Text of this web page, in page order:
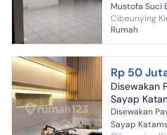
Mustofa Suci Bandung LT
kamar + 1
Garasi 2 mobil
Cibeunying
Rumah
Rp 50
Disewakan
Sayap
Disewakan
Sayap Katamso/Suci Ket.